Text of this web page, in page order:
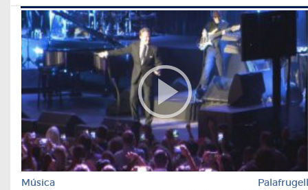
Música Palafrugell